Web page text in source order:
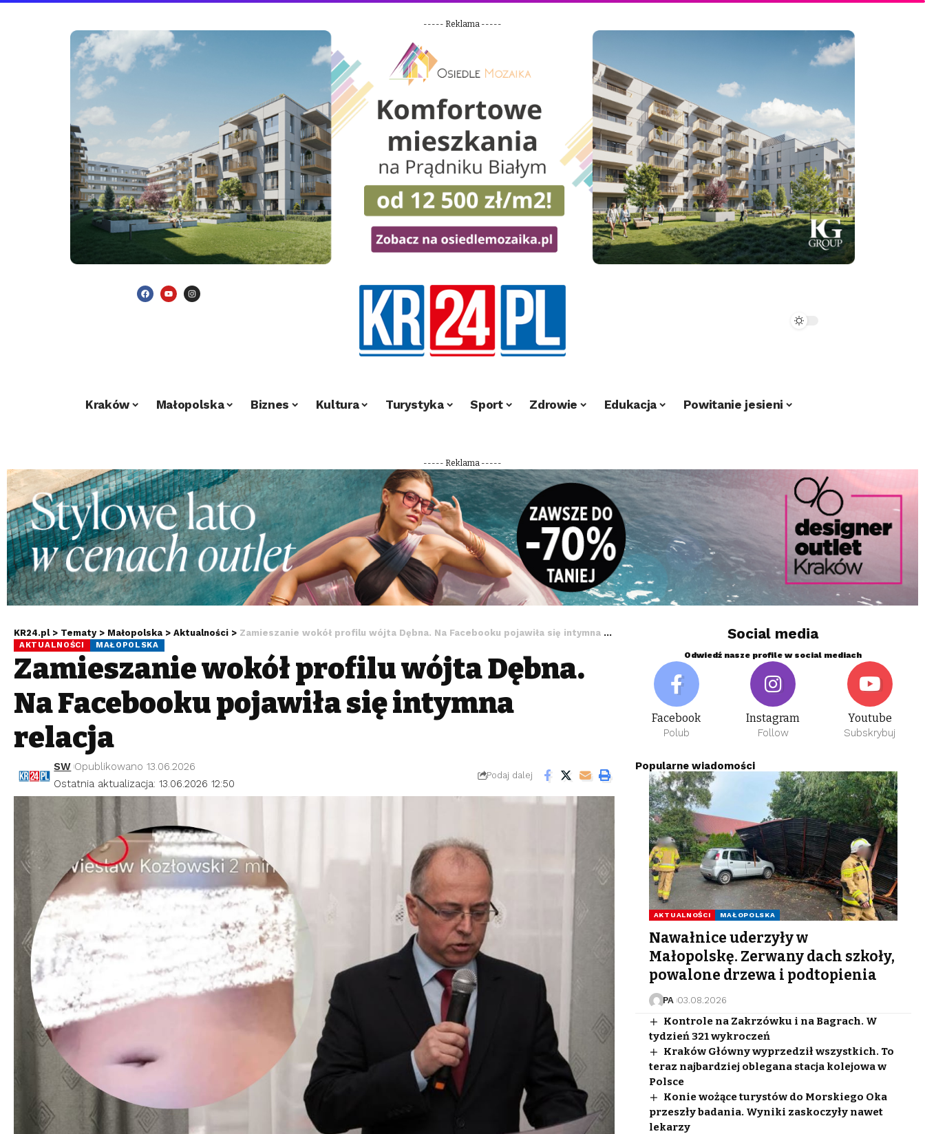
----- Reklama -----
Kraków Małopolska Biznes Kultura Turystyka Sport Zdrowie Edukacja Powitanie jesieni
----- Reklama -----
KR24.pl> Tematy> Małopolska > Aktualności > Zamieszanie wokół profilu wójta Dębna. Na Facebooku pojawiła się intymna relacja
AKTUALNOŚCI MAŁOPOLSKA
Zamieszanie wokół profilu wójta Dębna.
Na Facebooku pojawiła się intymna
relacja
Ostatnia aktualizacja: 13.06.2026 12:50
SW Opublikowano 13.06.2026
Podaj dalej
Social media
Odwiedź nasze profile w social mediach
Facebook
Polub
Instagram
Follow
Youtube
Subskrybuj
Popularne wiadomości
AKTUALNOŚCI MAŁOPOLSKA
Nawałnice uderzyły w
Małopolskę. Zerwany dach szkoły,
powalone drzewa i podtopienia
PA 03.08.2026
Kontrole na Zakrzówku i na Bagrach. W
tydzień 321 wykroczeń
Kraków Główny wyprzedził wszystkich. To
teraz najbardziej oblegana stacja kolejowa w
Polsce
Konie wożące turystów do Morskiego Oka
przeszły badania. Wyniki zaskoczyły nawet
lekarzy